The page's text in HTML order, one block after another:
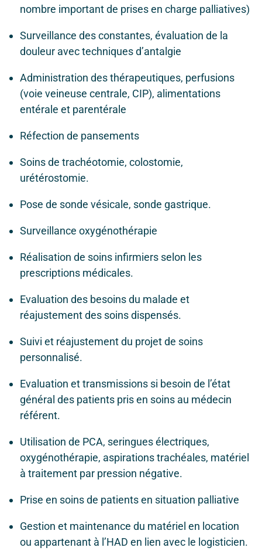
nombre important de prises en charge palliatives)
Surveillance des constantes, évaluation de la
douleur avec techniques d’antalgie
Administration des thérapeutiques, perfusions
(voie veineuse centrale, CIP), alimentations
entérale et parentérale
Réfection de pansements
Soins de trachéotomie, colostomie,
urétérostomie.
Pose de sonde vésicale, sonde gastrique.
Surveillance oxygénothérapie
Réalisation de soins infirmiers selon les
prescriptions médicales.
Evaluation des besoins du malade et
réajustement des soins dispensés.
Suivi et réajustement du projet de soins
personnalisé.
Evaluation et transmissions si besoin de l’état
général des patients pris en soins au médecin
référent.
Utilisation de PCA, seringues électriques,
oxygénothérapie, aspirations trachéales, matériel
à traitement par pression négative.
Prise en soins de patients en situation palliative
Gestion et maintenance du matériel en location
ou appartenant à l’HAD en lien avec le logisticien.